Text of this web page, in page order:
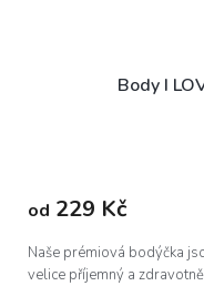
Body I
od 229 Kč
Naše prémiová bodýčka
velice příjemný a